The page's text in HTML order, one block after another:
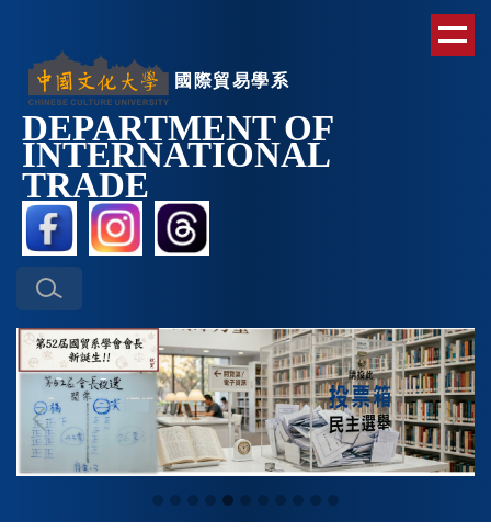
內
容
區
國際貿易學系
DEPARTMENT OF
INTERNATIONAL
TRADE